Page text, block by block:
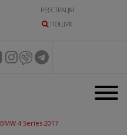
РЕЄСТРАЦІЯ
ПОШУК
BMW 4 Series 2017